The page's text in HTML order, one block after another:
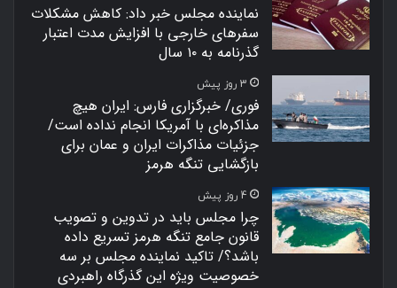
نماینده مجلس خبر داد: کاهش مشکلات
سفرهای خارجی با افزایش مدت اعتبار
گذرنامه به ۱۰ سال
3 روز پیش
فوری/ خبرگزاری فارس: ایران هیچ
مذاکره‌ای با آمریکا انجام نداده است/
جزئیات مذاکرات ایران و عمان برای
بازگشایی تنگه هرمز
4 روز پیش
چرا مجلس باید در تدوین و تصویب
قانون جامع تنگه هرمز تسریع داده
باشد؟/ تاکید نماینده مجلس بر سه
خصوصیت ویژه این گذرگاه راهبردی